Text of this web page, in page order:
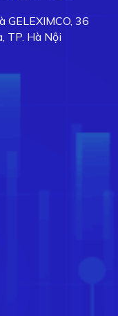
36
TP. Hà Nội